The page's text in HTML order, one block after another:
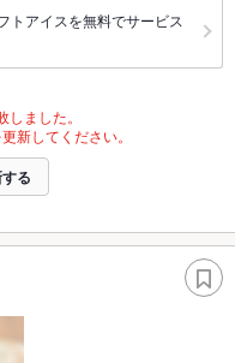
トアイスを無料でサービス
ました。
新してください。
る